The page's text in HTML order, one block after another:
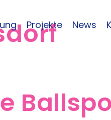
Projekte News